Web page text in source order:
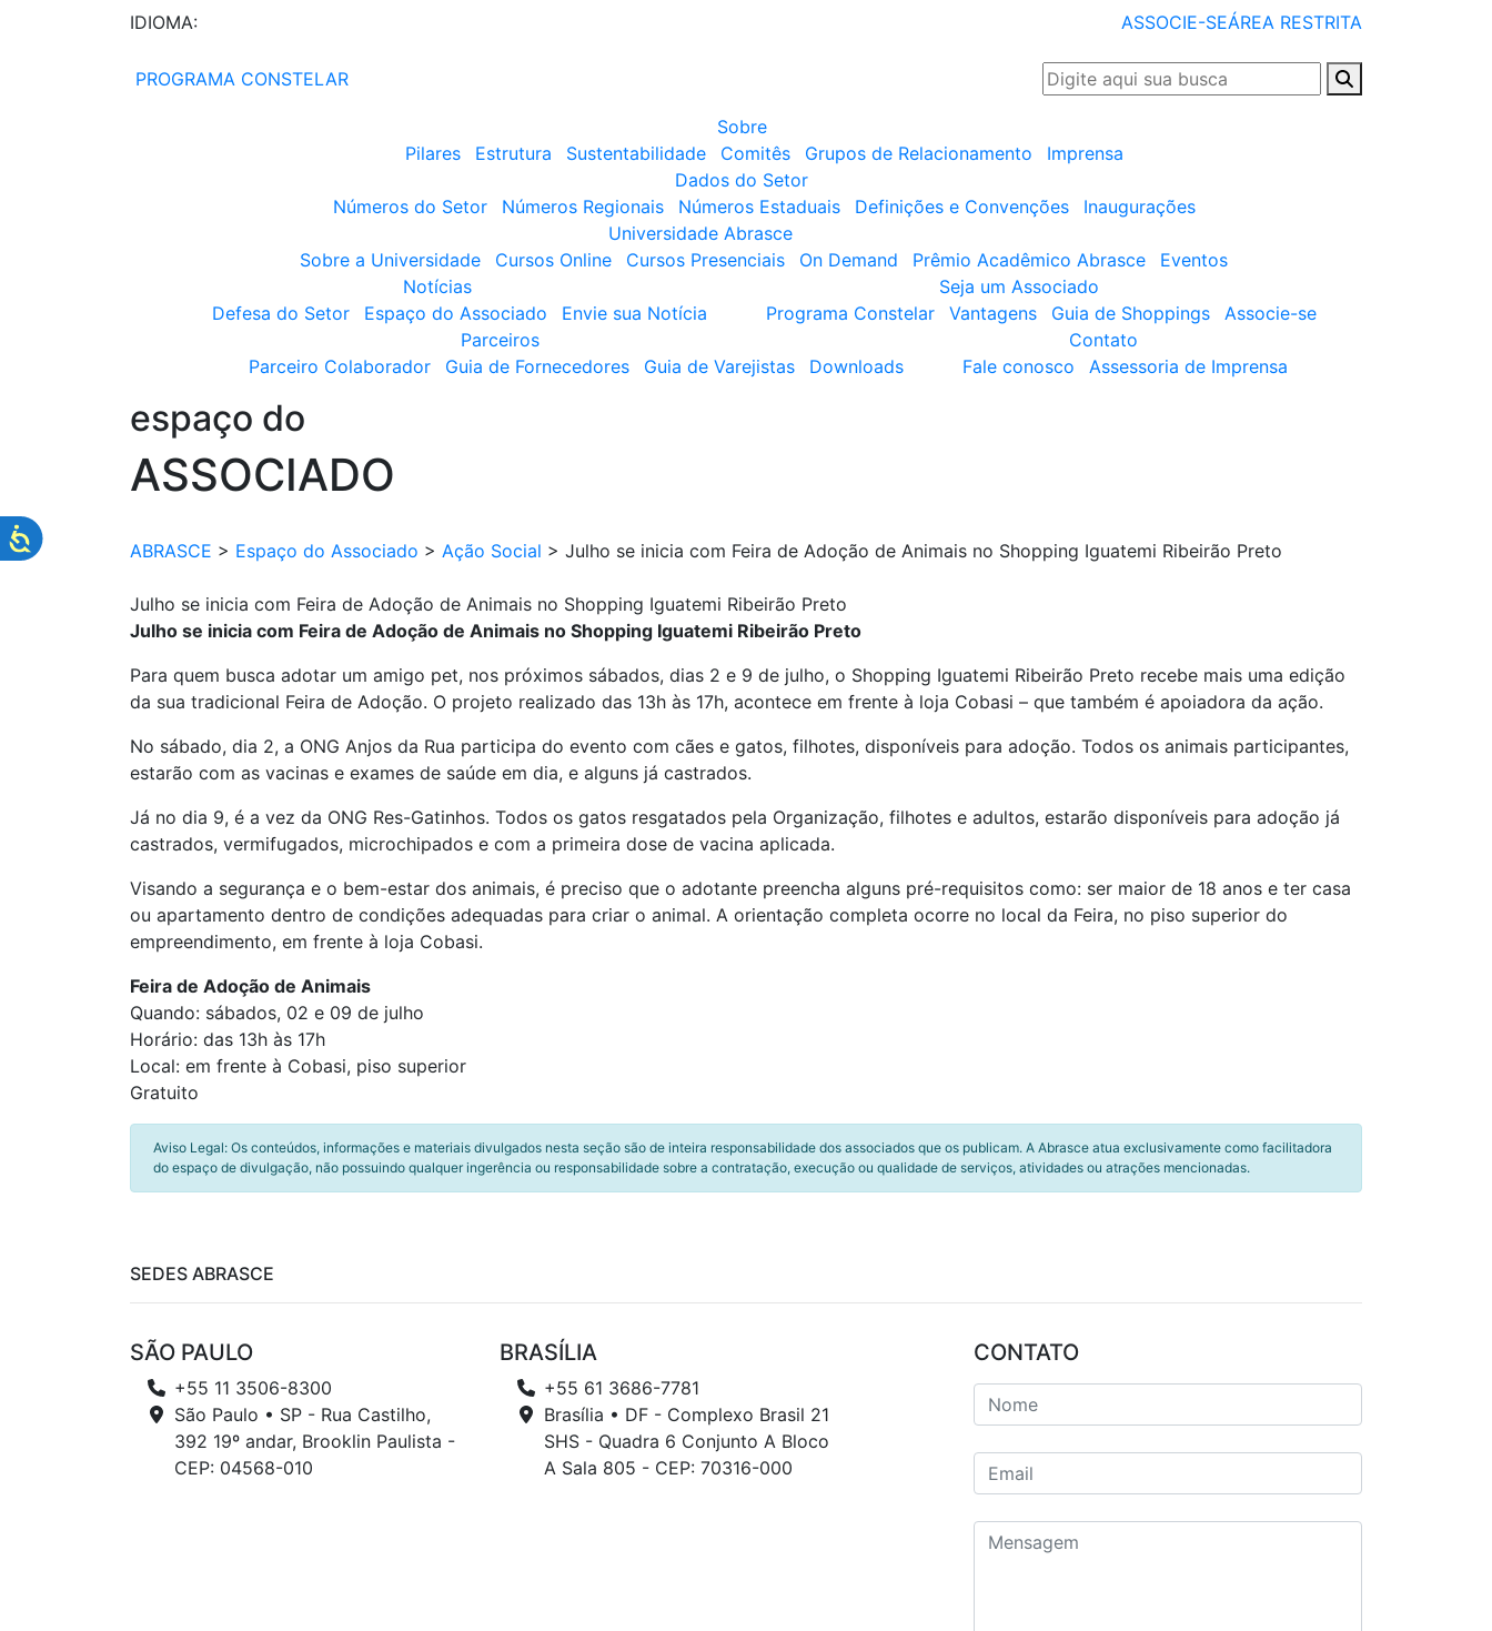
IDIOMA: ASSOCIE-SEÁREA RESTRITA
PROGRAMA CONSTELAR
Sobre
Pilares
Estrutura Sustentabilidade Comitês Grupos de Relacionamento
Imprensa
Dados do Setor
Números do Setor
Números Regionais Números Estaduais Definições e Convenções
Inaugurações
Universidade Abrasce
Sobre a Universidade
Cursos Online Cursos Presenciais On Demand Prêmio Acadêmico Abrasce
Eventos
Notícias
Defesa do Setor
Espaço do Associado Envie sua Notícia
Seja um Associado
Programa Constelar
Vantagens Guia de Shoppings
Associe-se
Parceiros
Parceiro Colaborador
Guia de Fornecedores Guia de Varejistas Downloads
Contato
Fale conosco
Assessoria de Imprensa
espaço do
ASSOCIADO
ABRASCE > Espaço do Associado > Ação Social > Julho se inicia com Feira de Adoção de Animais no Shopping Iguatemi Ribeirão Preto
Julho se inicia com Feira de Adoção de Animais no Shopping Iguatemi Ribeirão Preto
Julho se inicia com Feira de Adoção de Animais no Shopping Iguatemi Ribeirão Preto
Para quem busca adotar um amigo pet, nos próximos sábados, dias 2 e 9 de julho, o Shopping Iguatemi Ribeirão Preto recebe mais uma edição
da sua tradicional Feira de Adoção. O projeto realizado das 13h às 17h, acontece em frente à loja Cobasi – que também é apoiadora da ação.
No sábado, dia 2, a ONG Anjos da Rua participa do evento com cães e gatos, filhotes, disponíveis para adoção. Todos os animais participantes,
estarão com as vacinas e exames de saúde em dia, e alguns já castrados.
Já no dia 9, é a vez da ONG Res-Gatinhos. Todos os gatos resgatados pela Organização, filhotes e adultos, estarão disponíveis para adoção já
castrados, vermifugados, microchipados e com a primeira dose de vacina aplicada.
Visando a segurança e o bem-estar dos animais, é preciso que o adotante preencha alguns pré-requisitos como: ser maior de 18 anos e ter casa
ou apartamento dentro de condições adequadas para criar o animal. A orientação completa ocorre no local da Feira, no piso superior do
empreendimento, em frente à loja Cobasi.
Feira de Adoção de Animais
Quando: sábados, 02 e 09 de julho
Horário: das 13h às 17h
Local: em frente à Cobasi, piso superior
Gratuito
Aviso Legal: Os conteúdos, informações e materiais divulgados nesta seção são de inteira responsabilidade dos associados que os publicam. A Abrasce atua exclusivamente como facilitadora
do espaço de divulgação, não possuindo qualquer ingerência ou responsabilidade sobre a contratação, execução ou qualidade de serviços, atividades ou atrações mencionadas.
SEDES ABRASCE
SÃO PAULO
+55 11 3506-8300
São Paulo • SP - Rua Castilho,
392 19º andar, Brooklin Paulista -
CEP: 04568-010
BRASÍLIA
+55 61 3686-7781
Brasília • DF - Complexo Brasil 21
SHS - Quadra 6 Conjunto A Bloco
A Sala 805 - CEP: 70316-000
CONTATO